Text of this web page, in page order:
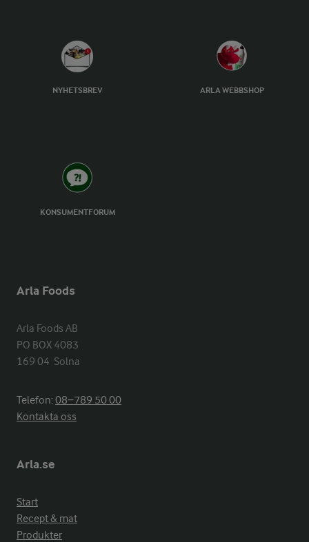
NYHETSBREV ARLA WEBBSHOP
KONSUMENTFORUM
Arla Foods
Arla Foods AB
PO BOX 4083
169 04  Solna
Telefon:08−789 50 00
Kontakta oss
Arla.se
Start
Recept & mat
Produkter